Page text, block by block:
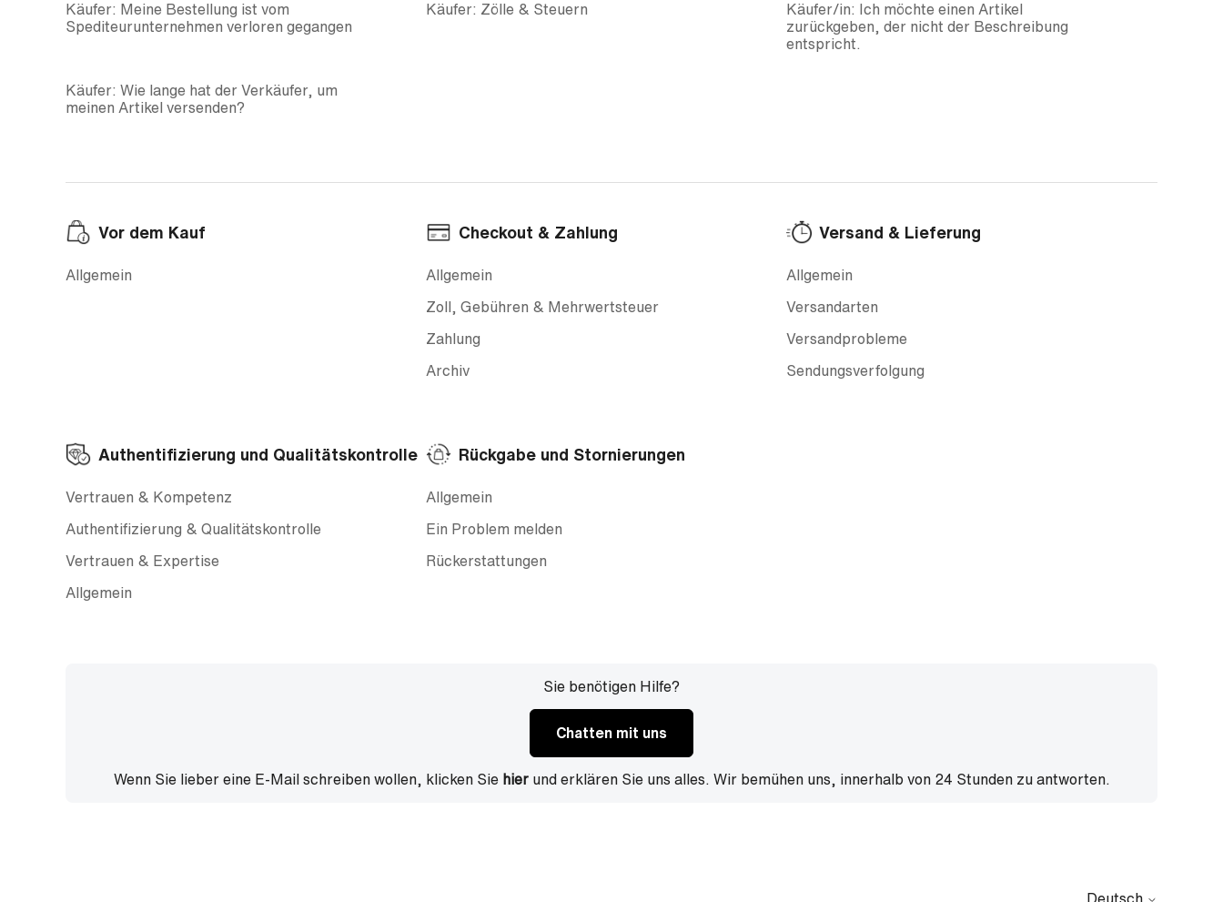
Käufer: Meine Bestellung ist vom
Spediteurunternehmen verloren gegangen
Käufer: Zölle & Steuern
Käufer/in: Ich möchte einen Artikel
zurückgeben, der nicht der Beschreibung
entspricht.
Käufer: Wie lange hat der Verkäufer, um
meinen Artikel versenden?
Allgemein
Vor dem Kauf
Allgemein
Zoll, Gebühren & Mehrwertsteuer
Zahlung
Archiv
Checkout & Zahlung
Allgemein
Versandarten
Versandprobleme
Sendungsverfolgung
Versand & Lieferung
Vertrauen & Kompetenz
Authentifizierung & Qualitätskontrolle
Vertrauen & Expertise
Allgemein
Authentifizierung und Qualitätskontrolle
Allgemein
Ein Problem melden
Rückerstattungen
Rückgabe und Stornierungen
Sie benötigen Hilfe?
Chatten mit uns
Wenn Sie lieber eine E-Mail schreiben wollen, klicken Sie hierund erklären Sie uns alles. Wir bemühen uns, innerhalb von 24 Stunden zu antworten.
Deutsch